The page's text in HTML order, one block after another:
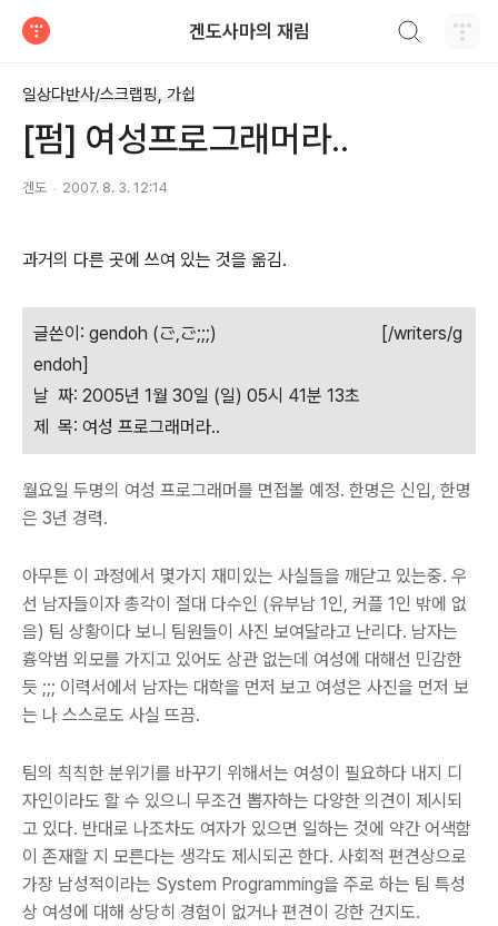
겐도사마의 재림
일상다반사/스크랩핑, 가쉽
[펌] 여성프로그래머라..
겐도 2007. 8. 3. 12:14
과거의 다른 곳에 쓰여 있는 것을 옮김.
글쓴이: gendoh (ご,ご;;;) [/writers/g
endoh]
날 짜: 2005년 1월 30일 (일) 05시 41분 13초
제 목: 여성 프로그래머라..
월요일 두명의 여성 프로그래머를 면접볼 예정. 한명은 신입, 한명
은 3년 경력.
아무튼 이 과정에서 몇가지 재미있는 사실들을 깨닫고 있는중. 우
선 남자들이자 총각이 절대 다수인 (유부남 1인, 커플 1인 밖에 없
음) 팀 상황이다 보니 팀원들이 사진 보여달라고 난리다. 남자는
흉악범 외모를 가지고 있어도 상관 없는데 여성에 대해선 민감한
듯 ;;; 이력서에서 남자는 대학을 먼저 보고 여성은 사진을 먼저 보
는 나 스스로도 사실 뜨끔.
팀의 칙칙한 분위기를 바꾸기 위해서는 여성이 필요하다 내지 디
자인이라도 할 수 있으니 무조건 뽑자하는 다양한 의견이 제시되
고 있다. 반대로 나조차도 여자가 있으면 일하는 것에 약간 어색함
이 존재할 지 모른다는 생각도 제시되곤 한다. 사회적 편견상으로
가장 남성적이라는 System Programming을 주로 하는 팀 특성
상 여성에 대해 상당히 경험이 없거나 편견이 강한 건지도.